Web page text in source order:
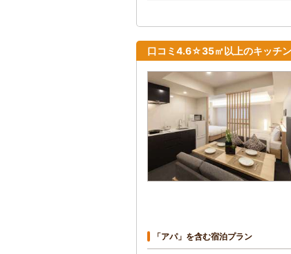
口コミ4.6☆35㎡以上のキッチ
「アパ」を含む宿泊プラン